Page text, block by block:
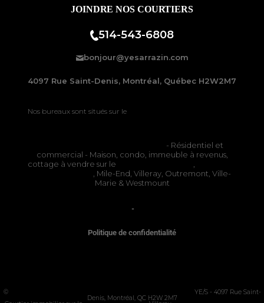
JOINDRE NOS COURTIERS
514-543-6808
bonjour@yesarrazin.com
4097 Rue Saint-Denis, Montréal, Québec H2W2M7
Nos bureaux sont situés sur le
- Résidentiel et
commercial - Maison, condo, immeuble à revenus,
cottage à vendre sur le
,
, Mile-End, Villeray, Outremont, Ville-
Marie & Westmount
-
Politique de confidentialité
© YE/S - 4097 Rue Saint-
Denis, Montréal, QC H2W 2M7